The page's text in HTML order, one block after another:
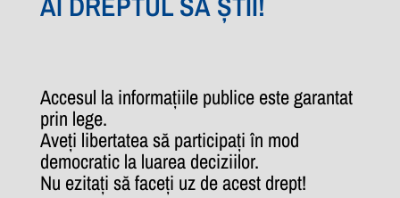
Accesul la informațiile publice este garantat
prin lege.
Aveți libertatea să participați în mod
democratic la luarea deciziilor.
Nu ezitați să faceți uz de acest drept!